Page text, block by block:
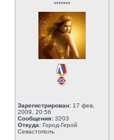
*******
Зарегистрирован: 17 фев,
2009, 20:56
Сообщения: 3203
Откуда: Город-Герой
Севастополь